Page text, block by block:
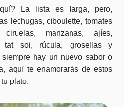
La lista es larga, pero,
lechugas, ciboulette, tomates
ciruelas, manzanas, ajíes,
tat soi, rúcula, grosellas y
siempre hay un nuevo sabor o
aquí te enamorarás de estos
plato.